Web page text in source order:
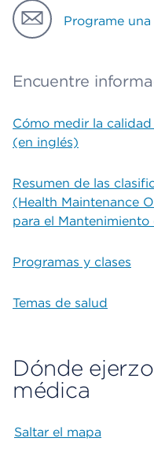
Programe una
Encuentre
Cómo medir la
(en inglés)
Resumen de las
(Health Maintenance
para el
Programas y clases
Temas de salud
Dónde
médica
Saltar el mapa